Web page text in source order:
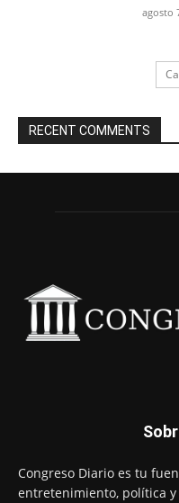
agosto
RECENT COMMENTS
Congreso Diario es tu
entretenimiento, política